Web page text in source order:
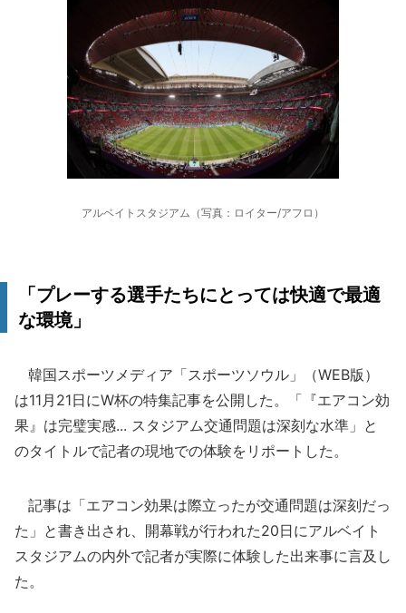
アルベイトスタジアム（写真：ロイター/アフロ）
「プレーする選手たちにとっては快適で最適
な環境」
韓国スポーツメディア「スポーツソウル」（WEB版）
は11月21日にW杯の特集記事を公開した。「『エアコン効
果』は完璧実感... スタジアム交通問題は深刻な水準」と
のタイトルで記者の現地での体験をリポートした。
記事は「エアコン効果は際立ったが交通問題は深刻だっ
た」と書き出され、開幕戦が行われた20日にアルベイト
スタジアムの内外で記者が実際に体験した出来事に言及し
た。